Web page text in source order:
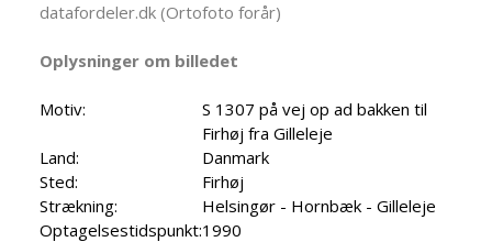
datafordeler.dk (Ortofoto forår)
Oplysninger om billedet
Motiv:
S 1307 på vej op ad bakken til
Firhøj fra Gilleleje
Land:
Danmark
Sted:
Firhøj
Strækning:
Helsingør - Hornbæk - Gilleleje
Optagelsestidspunkt:1990